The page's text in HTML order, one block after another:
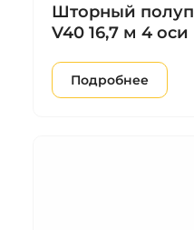
Шторный
V40 16,7 м 4 оси
Подробнее